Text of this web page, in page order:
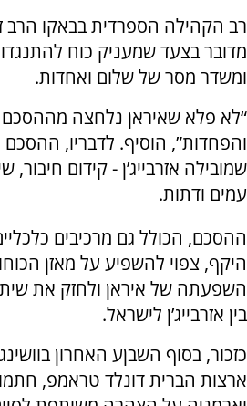
רב הקהילה הספרדית בבאקו הרב
מדובר בצעד שמעניק כוח
ומשדר מסר של שלום ואחדות.
“לא פלא שאיראן נלחצה מההסכם
והפחדות”, הוסיף. לדבריו,
שמובילה אזרבייג’ן - קידום חיבור,
עמים ודתות.
ההסכם, הכולל גם מרכיבים
היקף, צפוי להשפיע על מאזן
השפעתה של איראן ולחזק את
בין אזרבייג’ן לישראל.
כזכור, בסוף השבןע האחרון
ארצות הברית דונלד טראמפ, חתמו